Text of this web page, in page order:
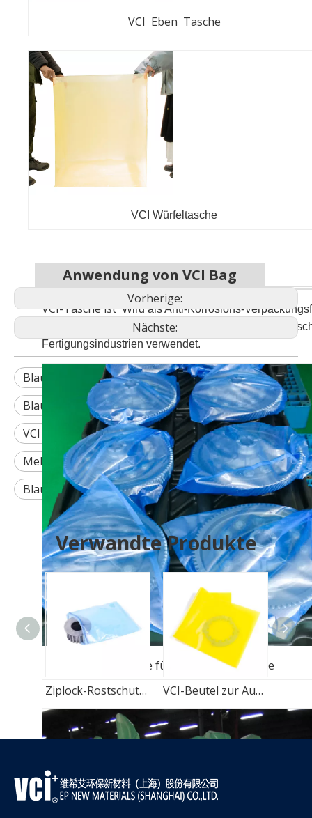
VCI Eben Tasche
VCI Würfeltasche
Anwendung von VCI Bag
VCI-Tasche istWird als Anti-Korrosions-
Elektrogeräten, in Präzisionsmaschinen,
Fertigungsindustrien verwendet.
VCI-Tasche für Automotive Teile
Vorherige:
Nächste:
Blaue VCI-Tasche
Mehrzweck-VCI-Tasche
Blaue Mehrzweck-VCI-Tasche
VCI Tasche für Autoteile
Mehrzweck-VCI-Tasche für Autoteile
Blaue VCI-Tasche für Autoteile
Verwandte Produkte
Ziplock-Rostschutzmittel-VCI-Beutel für Autoteile VCI-Beutel zur Aufbewahrung von Korrosionsschutz-Polyverpackungen